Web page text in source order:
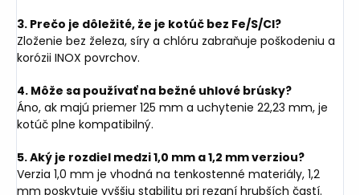
3. Prečo je dôležité, že je kotúč bez Fe/S/Cl?
Zloženie bez železa, síry a chlóru zabraňuje poškodeniu a
korózii INOX povrchov.
4. Môže sa používať na bežné uhlové brúsky?
Áno, ak majú priemer 125 mm a uchytenie 22,23 mm, je
kotúč plne kompatibilný.
5. Aký je rozdiel medzi 1,0 mm a 1,2 mm verziou?
Verzia 1,0 mm je vhodná na tenkostenné materiály, 1,2
mm poskytuje vyššiu stabilitu pri rezaní hrubších častí.